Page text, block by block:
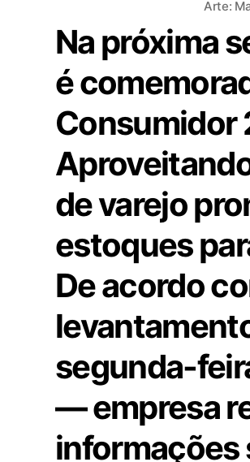
Arte:
Na próxima
é
Consumidor
de varejo
estoques
De acordo
segunda-
— empresa
informações